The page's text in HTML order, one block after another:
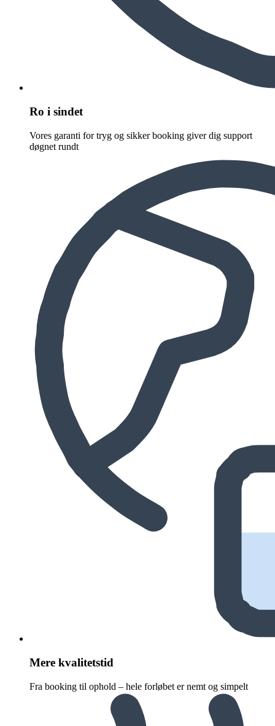
Ro i sindet
Vores garanti for tryg og sikker booking giver dig support
døgnet rundt
Mere kvalitetstid
Fra booking til ophold – hele forløbet er nemt og simpelt